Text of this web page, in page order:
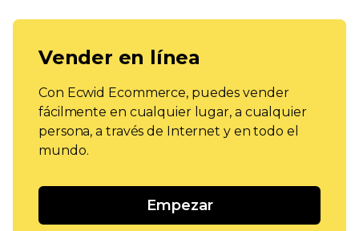
Vender en línea
Con Ecwid Ecommerce, puedes vender
fácilmente en cualquier lugar, a cualquier
persona, a través de Internet y en todo el
mundo.
Empezar